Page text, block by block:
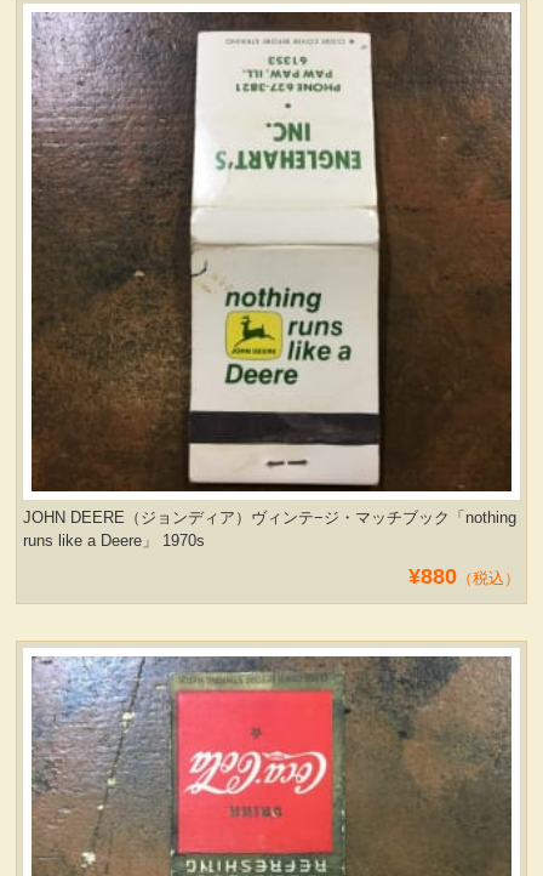
JOHN DEERE（ジョンディア）ヴィンテ−ジ・マッチブック「nothing
runs like a Deere」 1970s
¥880（税込）